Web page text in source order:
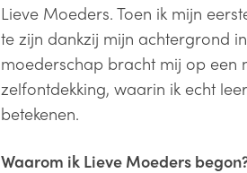
Lieve Moeders. Toen ik mijn
te zijn dankzij mijn achtergrond
moederschap bracht mij op een
zelfontdekking, waarin ik echt
betekenen.
Waarom ik Lieve Moeders